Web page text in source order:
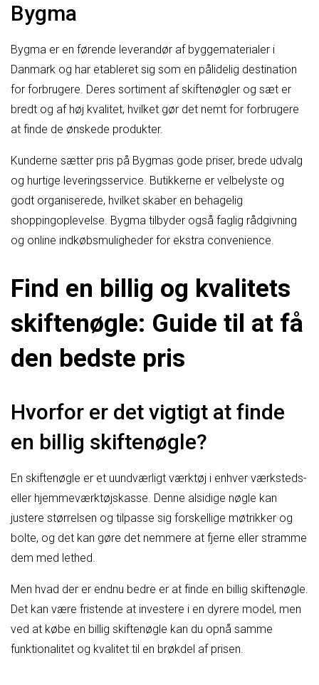
Bygma
Bygma er en førende leverandør af byggematerialer i
Danmark og har etableret sig som en pålidelig destination
for forbrugere. Deres sortiment af skiftenøgler og sæt er
bredt og af høj kvalitet, hvilket gør det nemt for forbrugere
at finde de ønskede produkter.
Kunderne sætter pris på Bygmas gode priser, brede udvalg
og hurtige leveringsservice. Butikkerne er velbelyste og
godt organiserede, hvilket skaber en behagelig
shoppingoplevelse. Bygma tilbyder også faglig rådgivning
og online indkøbsmuligheder for ekstra convenience.
Find en billig og kvalitets
skiftenøgle: Guide til at få
den bedste pris
Hvorfor er det vigtigt at finde
en billig skiftenøgle?
En skiftenøgle er et uundværligt værktøj i enhver værksteds-
eller hjemmeværktøjskasse. Denne alsidige nøgle kan
justere størrelsen og tilpasse sig forskellige møtrikker og
bolte, og det kan gøre det nemmere at fjerne eller stramme
dem med lethed.
Men hvad der er endnu bedre er at finde en billig skiftenøgle.
Det kan være fristende at investere i en dyrere model, men
ved at købe en billig skiftenøgle kan du opnå samme
funktionalitet og kvalitet til en brøkdel af prisen.